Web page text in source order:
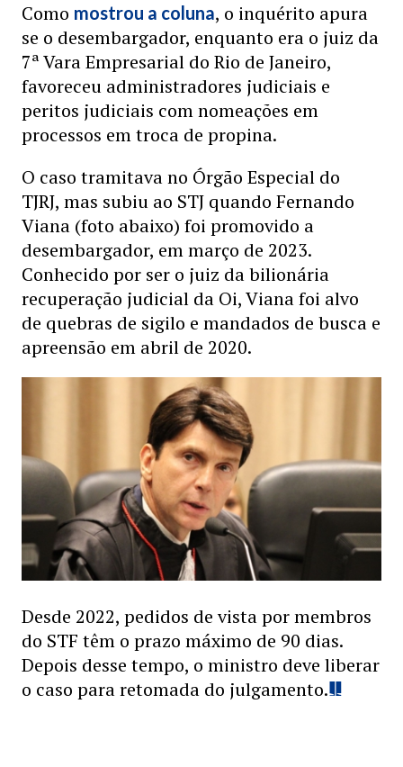
Como mostrou a coluna, o inquérito apura
se o desembargador, enquanto era o juiz da
7ª Vara Empresarial do Rio de Janeiro,
favoreceu administradores judiciais e
peritos judiciais com nomeações em
processos em troca de propina.
O caso tramitava no Órgão Especial do
TJRJ, mas subiu ao STJ quando Fernando
Viana (foto abaixo) foi promovido a
desembargador, em março de 2023.
Conhecido por ser o juiz da bilionária
recuperação judicial da Oi, Viana foi alvo
de quebras de sigilo e mandados de busca e
apreensão em abril de 2020.
Desde 2022, pedidos de vista por membros
do STF têm o prazo máximo de 90 dias.
Depois desse tempo, o ministro deve liberar
o caso para retomada do julgamento.